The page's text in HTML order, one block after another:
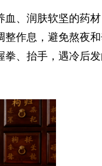
、润肤软坚的药
作息，避免熬夜
、抬手，遇冷后